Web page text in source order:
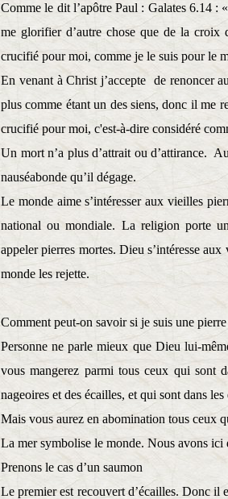
Comme le dit l’apôtre Paul : Galates 6.14 :
me glorifier d’autre chose que de la croix
crucifié pour moi, comme je le suis pour le
En venant à Christ j’accepte de renoncer
plus comme étant un des siens, donc il me
crucifié pour moi, c'est-à-dire considéré
Un mort n’a plus d’attrait ou d’attirance.
nauséabonde qu’il dégage.
Le monde aime s’intéresser aux vieilles
national ou mondiale. La religion porte
appeler pierres mortes. Dieu s’intéresse
monde les rejette.
Comment peut-on savoir si je suis une
Personne ne parle mieux que Dieu lui-
vous mangerez parmi tous ceux qui sont
nageoires et des écailles, et qui sont dans
Mais vous aurez en abomination tous ceux
La mer symbolise le monde. Nous avons ici
Prenons le cas d’un saumon
Le premier est recouvert d’écailles. Donc il